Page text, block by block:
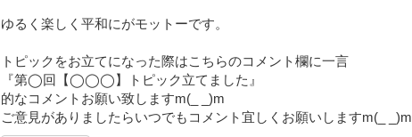
ゆるく楽しく平和にがモットーです。
トピックをお立てになった際はこちらのコメント欄に一言
『第◯回【◯◯◯】トピック立てました』
的なコメントお願い致しますm(_ _)m
ご意見がありましたらいつでもコメント宜しくお願いしますm(_ _)m